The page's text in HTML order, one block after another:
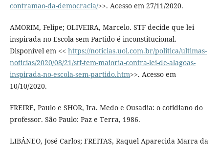
contramao-da-democracia/>>. Acesso em 27/11/2020.
AMORIM, Felipe; OLIVEIRA, Marcelo. STF decide que lei
inspirada no Escola sem Partido é inconstitucional.
Disponível em << https://noticias.uol.com.br/politica/ultimas-
noticias/2020/08/21/stf-tem-maioria-contra-lei-de-alagoas-
inspirada-no-escola-sem-partido.htm>>. Acesso em
10/10/2020.
FREIRE, Paulo e SHOR, Ira. Medo e Ousadia: o cotidiano do
professor. São Paulo: Paz e Terra, 1986.
LIBÂNEO, José Carlos; FREITAS, Raquel Aparecida Marra da